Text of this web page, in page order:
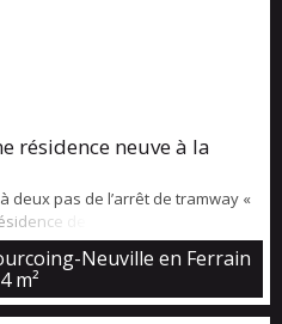
résidence neuve à la
deux pas de l’arrêt de tramway «
de standing très récente,
de-jardin séduit par ses beaux
avec vestiaire, d’un vaste
jardin verdoyant de 30 m² et
est. L’espace nuit comprend trois
Neuville en Ferrain
m²